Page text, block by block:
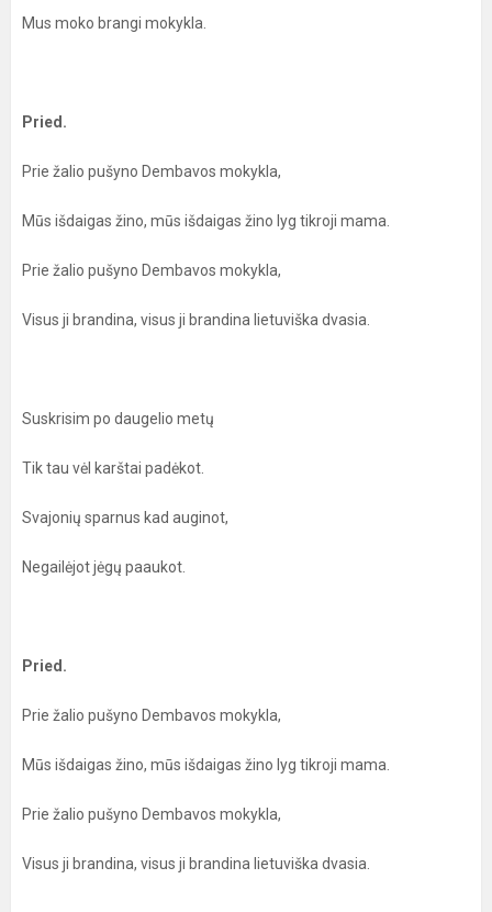
Mus moko brangi mokykla.
Pried.
Prie žalio pušyno Dembavos mokykla,
Mūs išdaigas žino, mūs išdaigas žino lyg tikroji mama.
Prie žalio pušyno Dembavos mokykla,
Visus ji brandina, visus ji brandina lietuviška dvasia.
Suskrisim po daugelio metų
Tik tau vėl karštai padėkot.
Svajonių sparnus kad auginot,
Negailėjot jėgų paaukot.
Pried.
Prie žalio pušyno Dembavos mokykla,
Mūs išdaigas žino, mūs išdaigas žino lyg tikroji mama.
Prie žalio pušyno Dembavos mokykla,
Visus ji brandina, visus ji brandina lietuviška dvasia.